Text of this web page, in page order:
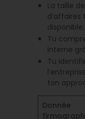
La taille
d’affaires
disponible.
Tu
interne
Tu
ton
Donnée